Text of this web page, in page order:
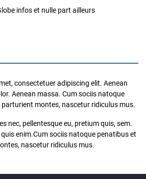
infos et nulle part ailleurs
consectetuer adipiscing elit. Aenean
Aenean massa. Cum sociis natoque
montes, nascetur ridiculus mus.
nec, pellentesque eu, pretium quis, sem.
enim.Cum sociis natoque penatibus et
nascetur ridiculus mus.